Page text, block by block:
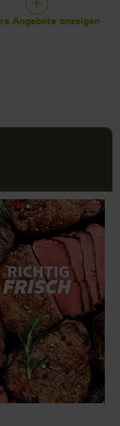
Angebote anzeigen